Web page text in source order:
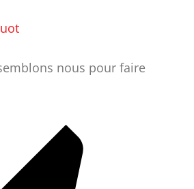
nous pour faire